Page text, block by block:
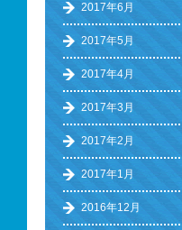
2017年6月
2017年5月
2017年4月
2017年3月
2017年2月
2017年1月
2016年12月